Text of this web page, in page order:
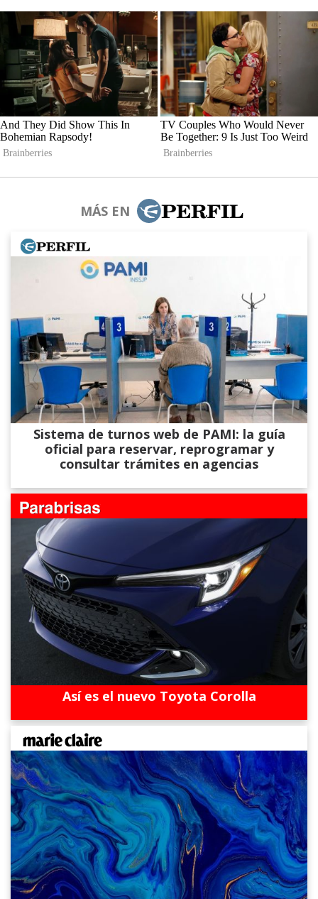
MÁS EN
Sistema de turnos web de PAMI: la guía
oficial para reservar, reprogramar y
consultar trámites en agencias
Así es el nuevo Toyota Corolla